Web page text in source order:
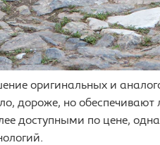
оригинальных и
дороже, но обеспечивают
доступными по цене,